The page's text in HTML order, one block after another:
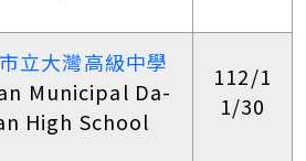
立大灣高級中學
Municipal Da-
High School
112/1
1/30